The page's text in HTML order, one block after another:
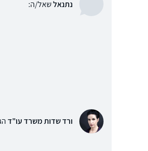
נתנאלשאל/ה:
ורד שדות משרד עו"ד